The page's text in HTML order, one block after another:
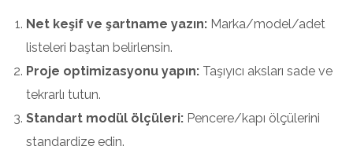
Net keşif ve şartname yazın: Marka/model/adet
listeleri baştan belirlensin.
Proje optimizasyonu yapın: Taşıyıcı aksları sade ve
tekrarlı tutun.
Standart modül ölçüleri: Pencere/kapı ölçülerini
standardize edin.